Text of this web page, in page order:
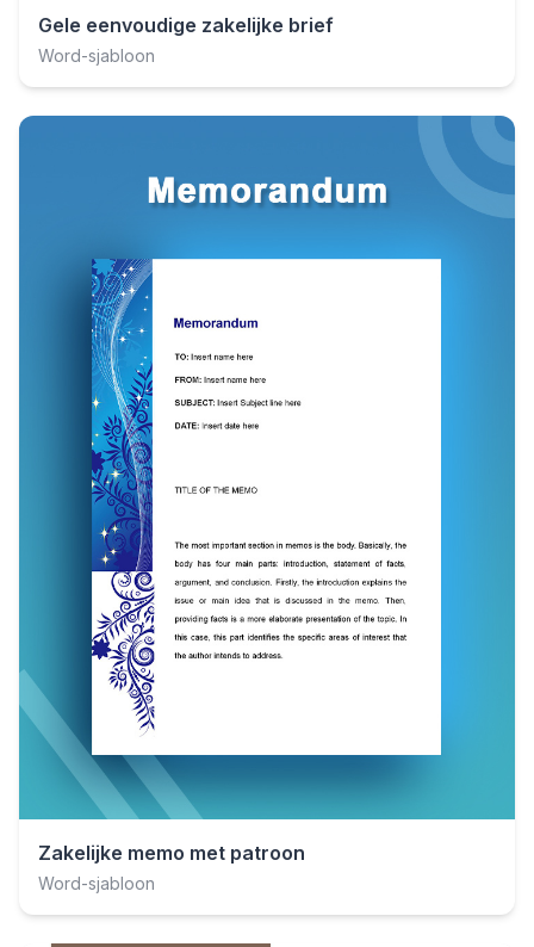
Gele eenvoudige zakelijke brief
Word-sjabloon
Zakelijke memo met patroon
Word-sjabloon